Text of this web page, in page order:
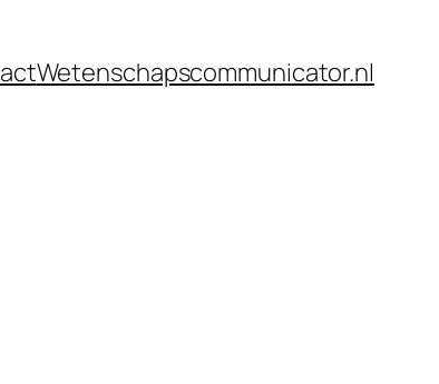
Wetenschapscommunicator.nl